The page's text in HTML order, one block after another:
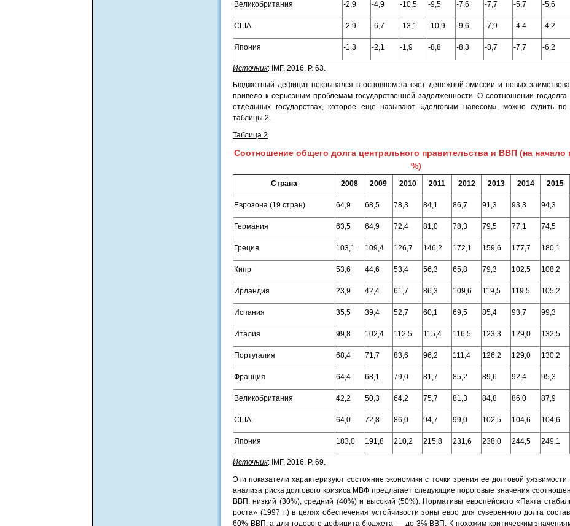
Великобритания -2,9 -4,9 -10,5 -9,5 -7,6 -7,7 -5,7 -5,6
США -2,9 -6,7 -13,1 -10,9 -9,6 -7,9 -4,4 -4,2
Япония -1,3 -2,1 -1,9 -8,8 -8,3 -8,7 -7,7 -6,2
Источник: IMF, 2016. Р. 63.
Бюджетный дефицит покрывался в основном за счет денежной эмиссии и новых
привело к серьезным проблемам государственной задолженности. О соотношении
отдельных государствах, которое еще называют «долговым навесом», можно судить
таблицы 2.
Таблица 2
Соотношение общего долга центрального правительства и ВВП (на начало
%)
Страна 2008 2009 2010 2011 2012 2013 2014 2015
Еврозона (19 стран) 64,9 68,5 78,3 84,1 86,7 91,3 93,3 94,3
Германия 63,5 64,9 72,4 81,0 78,3 79,5 77,1 74,5
Греция 103,1 109,4 126,7 146,2 172,1 159,6 177,7 180,1
Кипр 53,6 44,6 53,4 56,3 65,8 79,3 102,5 108,2
Ирландия 23,9 42,4 61,7 86,3 109,6 119,5 119,5 105,2
Испания 35,5 39,4 52,7 60,1 69,5 85,4 93,7 99,3
Италия 99,8 102,4 112,5 115,4 116,5 123,3 129,0 132,5
Португалия 68,4 71,7 83,6 96,2 111,4 126,2 129,0 130,2
Франция 64,4 68,1 79,0 81,7 85,2 89,6 92,4 95,3
Великобритания 42,2 50,3 64,2 75,7 81,3 84,8 86,0 87,9
США 64,0 72,8 86,0 94,7 99,0 102,5 104,6 104,6
Япония 183,0 191,8 210,2 215,8 231,6 238,0 244,5 249,1
Источник: IMF, 2016. Р. 69.
Эти показатели характеризуют состояние экономики с точки зрения ее долговой уязвимости.
анализа риска долгового кризиса МВФ предлагает следующие пороговые значения
ВВП: низкий (30%), средний (40%) и высокий (50%). Нормативы европейского «Пакта
роста» (1997 г.) в целях обеспечения устойчивости зоны евро для суверенного долга
60% ВВП, а для годового дефицита бюджета — до 3% ВВП. К похожим критическим